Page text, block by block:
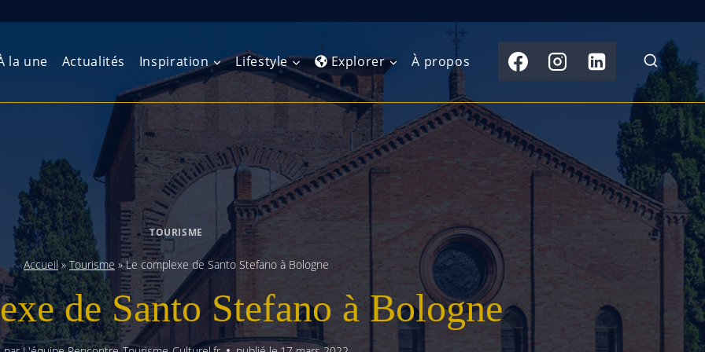
la une Actualités Inspiration Lifestyle Explorer
Europe de l’Ouest
Europe du Nord
Europe centrale
Europe de l’Est
Balkans
Amérique du Nord
Amérique centrale
Antilles et Caraïbes
Amérique du Sud
Afrique du Nord
(Maghreb)
Afrique australe
Sous-continent
indien
Asie du Sud-Est
Extrême-Orient
Australasie
Îles du Pacifique
À propos
TOURISME
Accueil»Tourisme »Le complexe de Santo Stefano à Bologne
de Santo Stefano à Bologne